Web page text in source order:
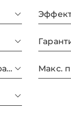
Количество ступеней фильтрации